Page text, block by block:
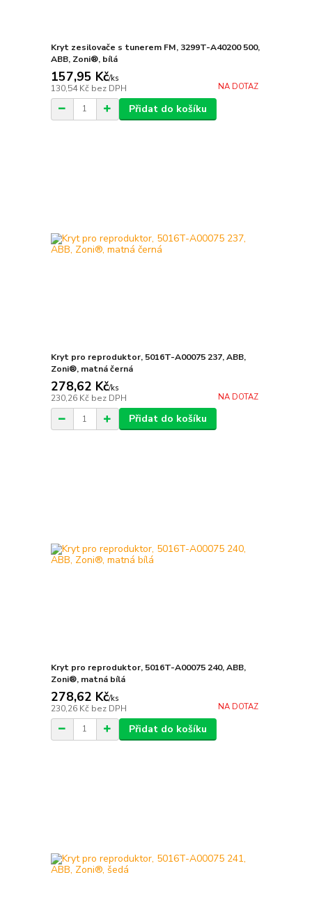
Kryt zesilovače s tunerem FM, 3299T-A40200 500,
ABB, Zoni®, bílá
157,95 Kč/ks
130,54 Kč bez DPH NA DOTAZ
Přidat do košíku
Kryt pro reproduktor, 5016T-A00075 237, ABB,
Zoni®, matná černá
278,62 Kč/ks
230,26 Kč bez DPH NA DOTAZ
Přidat do košíku
Kryt pro reproduktor, 5016T-A00075 240, ABB,
Zoni®, matná bílá
278,62 Kč/ks
230,26 Kč bez DPH NA DOTAZ
Přidat do košíku